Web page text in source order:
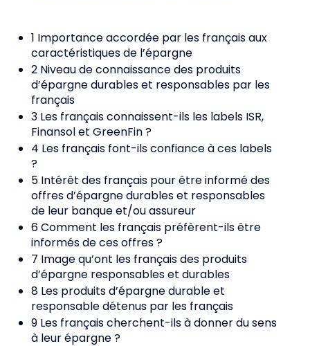
1 Importance accordée par les français aux
caractéristiques de l’épargne
2 Niveau de connaissance des produits
d’épargne durables et responsables par les
français
3 Les français connaissent-ils les labels ISR,
Finansol et GreenFin ?
4 Les français font-ils confiance à ces labels
?
5 Intérêt des français pour être informé des
offres d’épargne durables et responsables
de leur banque et/ou assureur
6 Comment les français préfèrent-ils être
informés de ces offres ?
7 Image qu’ont les français des produits
d’épargne responsables et durables
8 Les produits d’épargne durable et
responsable détenus par les français
9 Les français cherchent-ils à donner du sens
à leur épargne ?